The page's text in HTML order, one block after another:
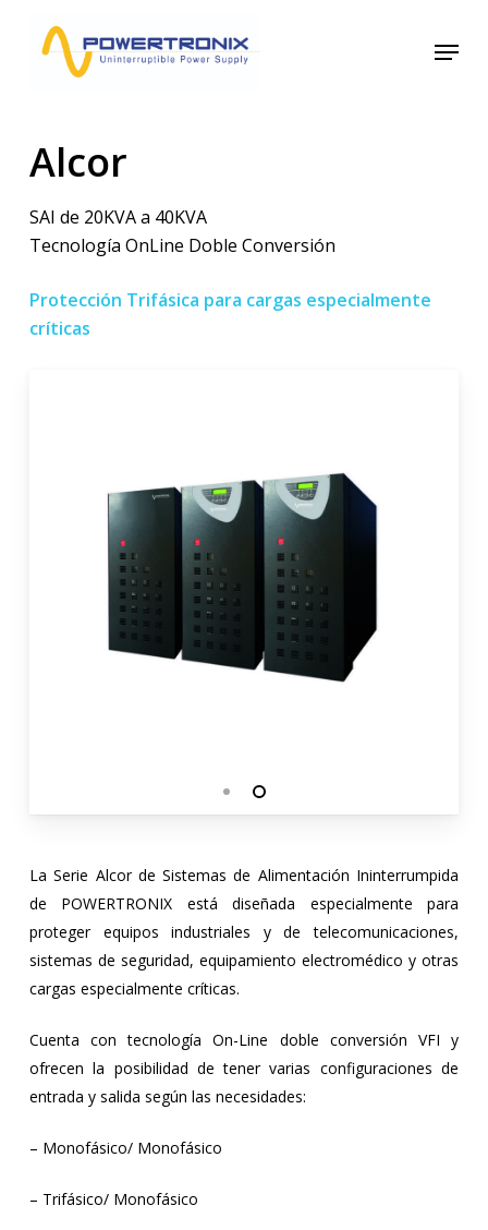
Menu
Alcor
SAI de 20KVA a 40KVA
Tecnología OnLine Doble Conversión
Protección Trifásica para cargas especialmente
críticas
La Serie Alcor de Sistemas de Alimentación Ininterrumpida
de POWERTRONIX está diseñada especialmente para
proteger equipos industriales y de telecomunicaciones,
sistemas de seguridad, equipamiento electromédico y otras
cargas especialmente críticas.
Cuenta con tecnología On-Line doble conversión VFI y
ofrecen la posibilidad de tener varias configuraciones de
entrada y salida según las necesidades:
– Monofásico/ Monofásico
– Trifásico/ Monofásico